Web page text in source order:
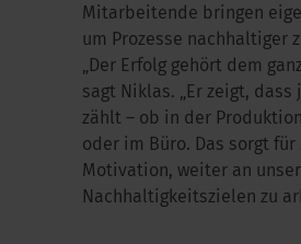
Mitarbeitende bringen
um Prozesse nachhaltiger
„Der Erfolg gehört dem
sagt Niklas. „Er zeigt, dass
zählt – ob in der
oder im Büro. Das sorgt für
Motivation, weiter an
Nachhaltigkeitszielen zu